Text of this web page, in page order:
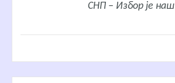
СНП – Избор је наш